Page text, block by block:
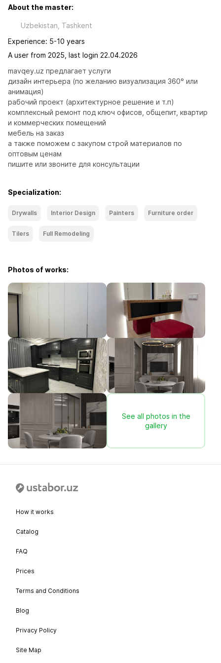
About the master:
Uzbekistan, Tashkent
Experience: 5-10 years
A user from 2025, last login 22.04.2026
mavqey.uz предлагает услуги
дизайн интерьера (по желанию визуализация 360° или
анимация)
рабочий проект (архитектурное решение и т.п)
комплексный ремонт под ключ офисов, общепит, квартир
и коммерческих помещений
мебель на заказ
а также поможем с закупом строй материалов по
оптовым ценам
пишите или звоните для консультации
Specialization:
Drywalls Interior Design Painters Furniture order
Tilers Full Remodeling
Photos of works:
See all photos in the
gallery
How it works
Catalog
FAQ
Prices
Terms and Conditions
Blog
Privacy Policy
Site Map